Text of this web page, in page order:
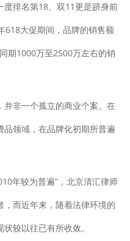
排名第18、双11更是跻身前
618大促期间，品牌的销售额
期1000万至2500万左右的销
非一个孤立的商业个案。在
领域，在品牌化初期所普遍
年较为普遍”，北京清汇律师
而近年来，随着法律环境的
较以往已有所收敛。